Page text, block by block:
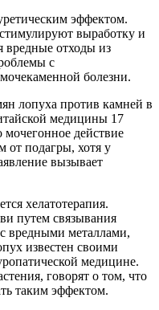
эффектом.
выработку и
вредные отходы из
с
болезни.
лопуха против камней в
медицины 17
действие
от подагры, хотя у
вызывает
хелатотерапия.
путем связывания
вредными металлами,
известен своими
медицине.
говорят о том, что
таким эффектом.